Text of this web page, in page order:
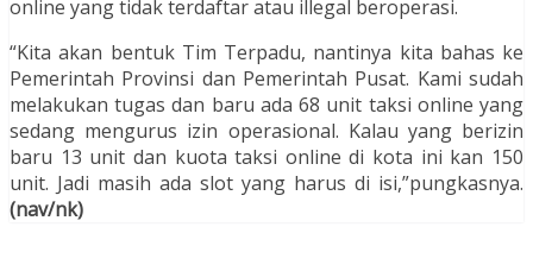
online yang tidak terdaftar atau illegal beroperasi.
“Kita akan bentuk Tim Terpadu, nantinya kita bahas ke
Pemerintah Provinsi dan Pemerintah Pusat. Kami sudah
melakukan tugas dan baru ada 68 unit taksi online yang
sedang mengurus izin operasional. Kalau yang berizin
baru 13 unit dan kuota taksi online di kota ini kan 150
unit. Jadi masih ada slot yang harus di isi,”pungkasnya.
(nav/nk)